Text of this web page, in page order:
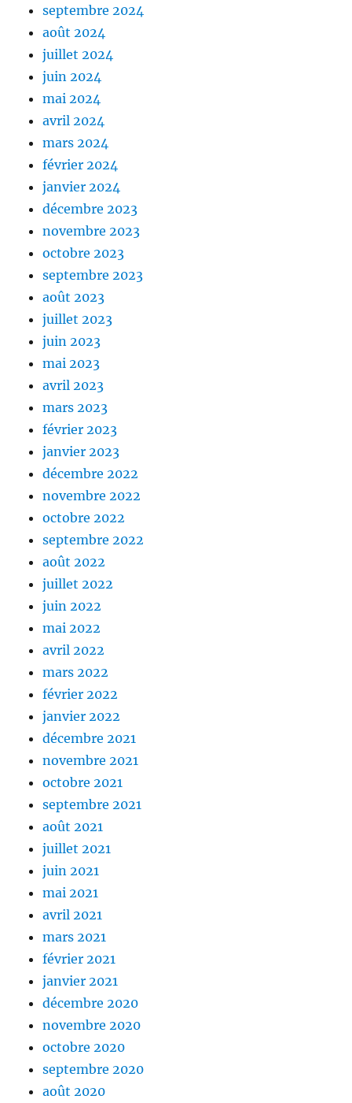
septembre 2024
août 2024
juillet 2024
juin 2024
mai 2024
avril 2024
mars 2024
février 2024
janvier 2024
décembre 2023
novembre 2023
octobre 2023
septembre 2023
août 2023
juillet 2023
juin 2023
mai 2023
avril 2023
mars 2023
février 2023
janvier 2023
décembre 2022
novembre 2022
octobre 2022
septembre 2022
août 2022
juillet 2022
juin 2022
mai 2022
avril 2022
mars 2022
février 2022
janvier 2022
décembre 2021
novembre 2021
octobre 2021
septembre 2021
août 2021
juillet 2021
juin 2021
mai 2021
avril 2021
mars 2021
février 2021
janvier 2021
décembre 2020
novembre 2020
octobre 2020
septembre 2020
août 2020